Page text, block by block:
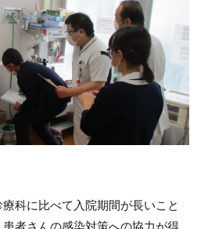
科に比べて入院期間が長いこと